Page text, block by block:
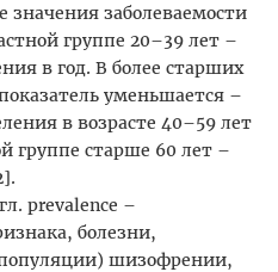
заболеваемости
группе 20–39 лет –
в год. В более старших
уменьшается –
в возрасте 40–59 лет
группе старше 60 лет –
prevalence –
болезни,
шизофрении,